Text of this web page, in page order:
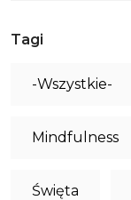
Tagi
-Wszystkie-
Mindfulness
Święta